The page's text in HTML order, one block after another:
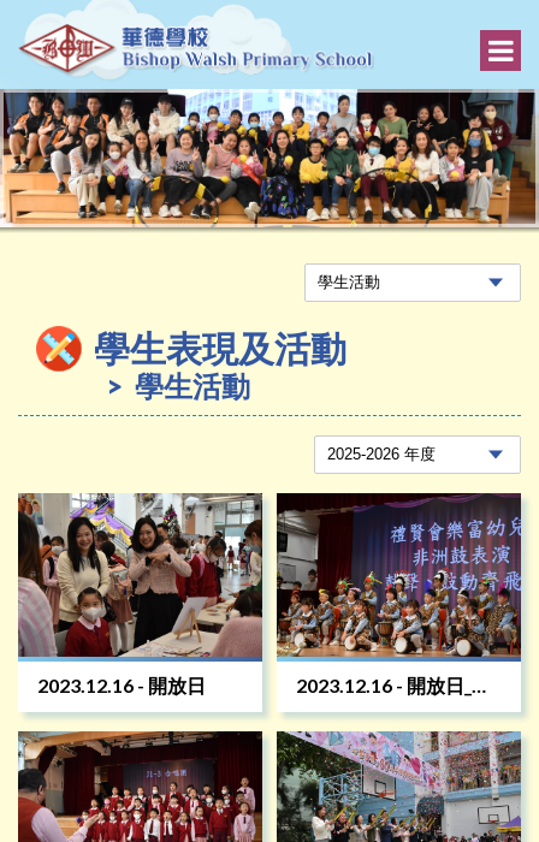
學生表現及活動
學生活動
2023.12.16 - 開放日
2023.12.16 - 開放日_幼
稚園生表演